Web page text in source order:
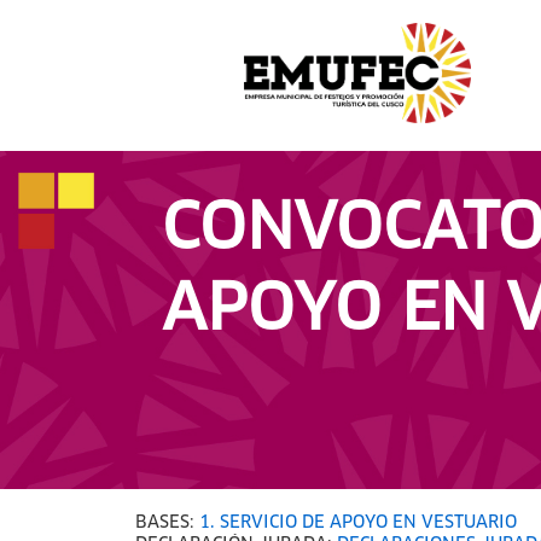
APOYO EN
BASES: 1. SERVICIO DE APOYO EN VESTUARIO